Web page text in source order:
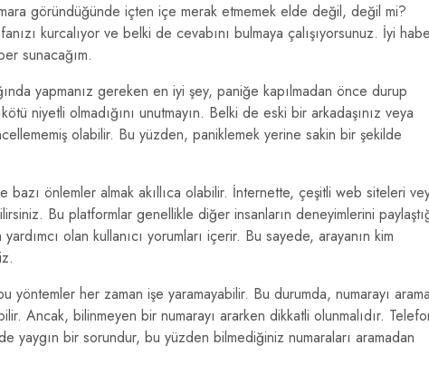
göründüğünde içten içe merak etmemek elde değil, değil mi?
kurcalıyor ve belki de cevabını bulmaya çalışıyorsunuz. İyi
sunacağım.
yapmanız gereken en iyi şey, paniğe kapılmadan önce durup
niyetli olmadığını unutmayın. Belki de eski bir arkadaşınız veya
olabilir. Bu yüzden, paniklemek yerine sakin bir şekilde
bazı önlemler almak akıllıca olabilir. İnternette, çeşitli web siteleri
Bu platformlar genellikle diğer insanların deneyimlerini
olan kullanıcı yorumları içerir. Bu sayede, arayanın kim
yöntemler her zaman işe yaramayabilir. Bu durumda, numarayı
Ancak, bilinmeyen bir numarayı ararken dikkatli olunmalıdır.
yaygın bir sorundur, bu yüzden bilmediğiniz numaraları aramadan